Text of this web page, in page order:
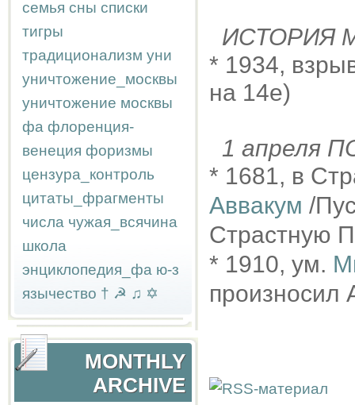
семья сны списки
тигры
традиционализм уни
уничтожение_москвы
уничтожение москвы
фа флоренция-
венеция форизмы
цензура_контроль
цитаты_фрагменты
числа чужая_всячина
школа
энциклопедия_фа ю-з
язычество † ☭ ♫ ✡
MONTHLY
ARCHIVE
ИСТОРИЯ
* 1934,
на 14е)
1 апреля
* 1681, в
Аввакум /
Страстную
* 1910, ум.
произносил